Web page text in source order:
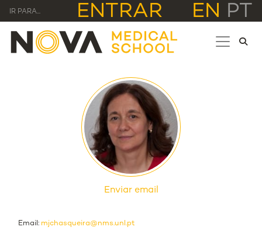
IR PARA... ENTRAR EN PT
Enviar email
Email: mjchasqueira@nms.unl.pt